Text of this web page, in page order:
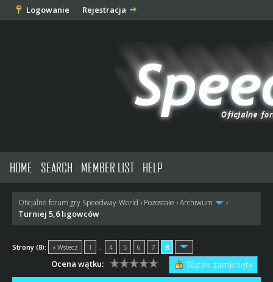
Logowanie Rejestracja
HOME SEARCH MEMBER LIST HELP
Oficjalne forum gry Speedway-World › Pozostałe ›Archiwum ›
Turniej 5,6 ligowców
Strony (8): « Wstecz 1 4 5 6 7 8
Wątek zamknięty
Ocena wątku: